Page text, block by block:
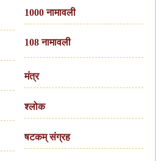
1000 नामावली
108 नामावली
मंत्र
श्लोक
षटकम् संग्रह